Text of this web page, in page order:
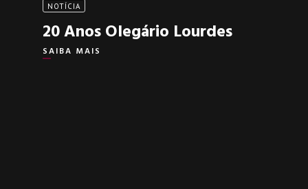
NOTÍCIA
20 Anos Olegário Lourdes
SAIBA MAIS